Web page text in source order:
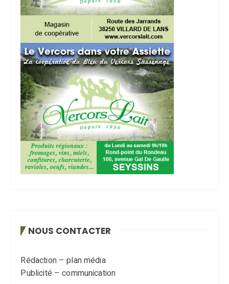
NOUS CONTACTER
Rédaction – plan média
Publicité – communication